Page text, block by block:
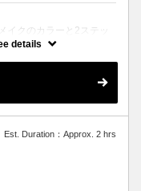
イクのカラーと2ステッ
お得メニュー。デザイン
お薬を塗り分けます。シ
、ロング料金なし
details
Est. Duration：Approx. 2 hrs